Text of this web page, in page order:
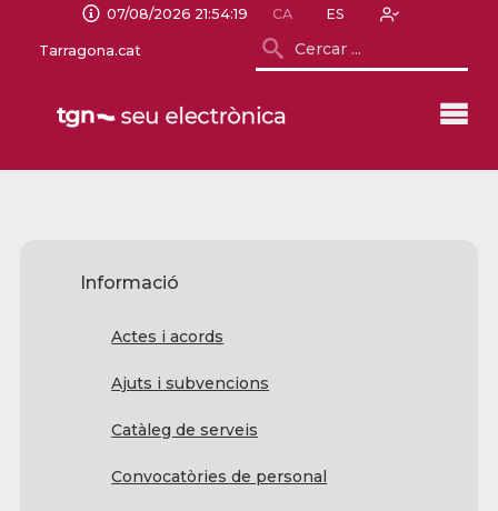
07/08/2026 21:54:19
Tarragona.cat
CA ES
Informació
Actes i acords
Ajuts i subvencions
Catàleg de serveis
Convocatòries de personal